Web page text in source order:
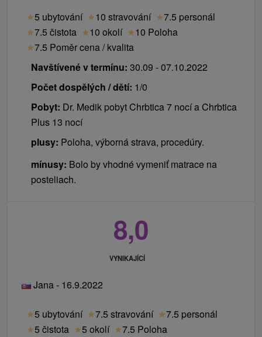
★5 ubytování ★10 stravování ★7.5 personál
★7.5 čistota ★10 okolí ★10 Poloha
★7.5 Poměr cena / kvalita
Navštívené v termínu: 30.09 - 07.10.2022
Počet dospělých / dětí: 1/0
Pobyt: Dr. Medik pobyt Chrbtica 7 nocí a Chrbtica
Plus 13 nocí
plusy: Poloha, výborná strava, procedúry.
mínusy: Bolo by vhodné vymeniť matrace na
posteliach.
8,0
VYNIKAJÍCÍ
Jana - 16.9.2022
★5 ubytování ★7.5 stravování ★7.5 personál
★5 čistota ★5 okolí ★7.5 Poloha